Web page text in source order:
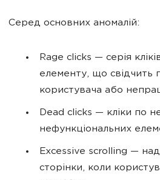
Серед основних аномалій:
Rage clicks — серія
елементу, що свідчить
користувача або
Dead clicks — кліки по
нефункціональних
Excessive scrolling —
сторінки, коли